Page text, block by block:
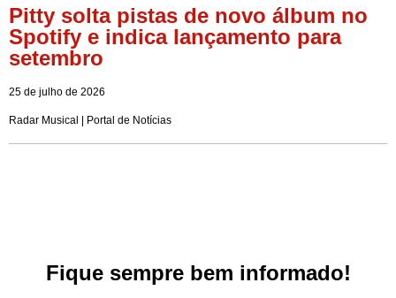
Pitty solta pistas de novo álbum no
Spotify e indica lançamento para
setembro
25 de julho de 2026
Radar Musical | Portal de Notícias
Fique sempre bem informado!